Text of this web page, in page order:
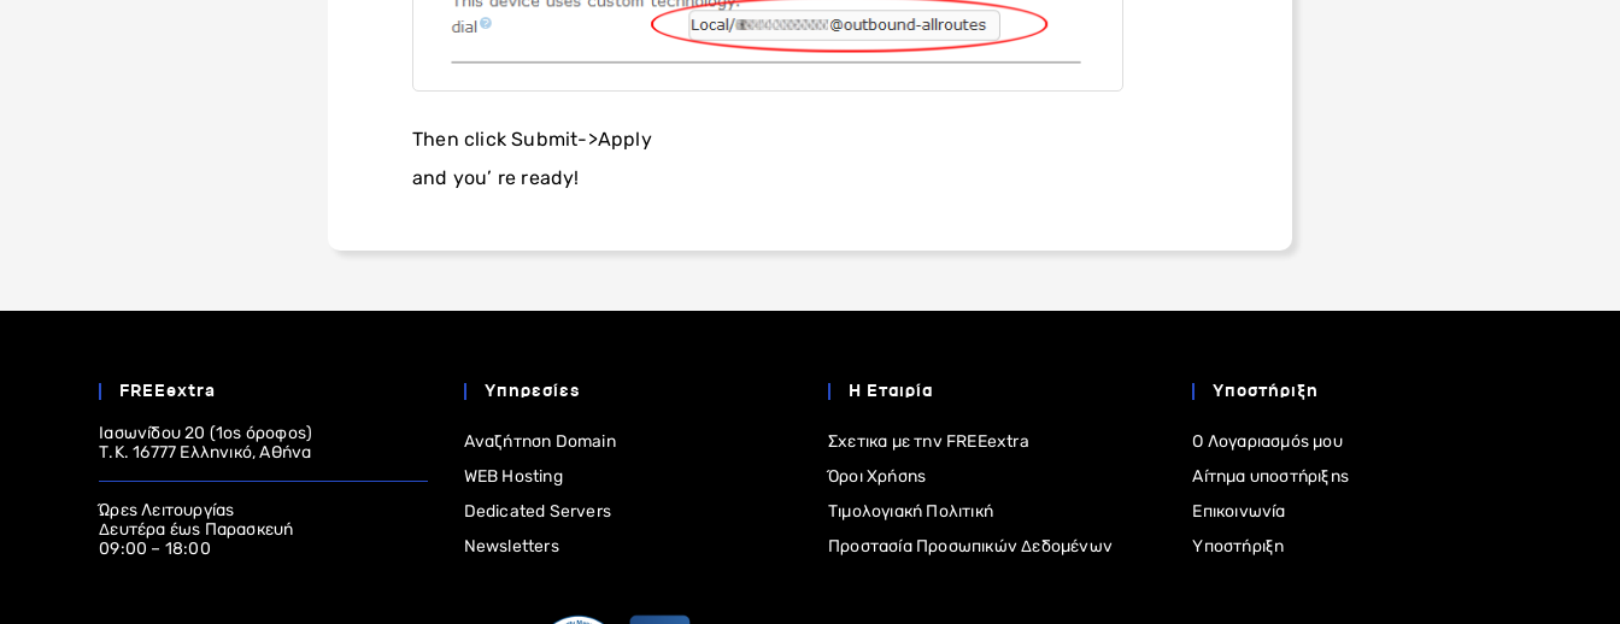
Then click Submit->Apply
and you’ re ready!
FREEextra
Ιασωνίδου 20 (1ος όροφος)
Τ.Κ. 16777 Ελληνικό, Αθήνα
Ώρες Λειτουργίας
Δευτέρα έως Παρασκευή
09:00 – 18:00
Υπηρεσίες
Αναζήτηση Domain
WEB Hosting
Dedicated Servers
Newsletters
Η Εταιρία
Σχετικα με την FREEextra
Όροι Χρήσης
Τιμολογιακή Πολιτική
Προστασία Προσωπικών Δεδομένων
Υποστήριξη
Ο Λογαριασμός μου
Αίτημα υποστήριξης
Επικοινωνία
Υποστήριξη